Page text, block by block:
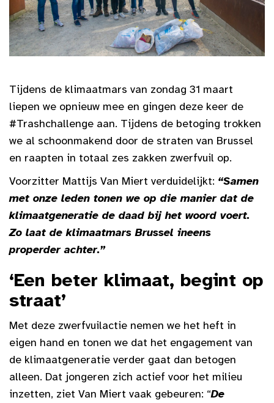
Tijdens de klimaatmars van zondag 31 maart
liepen we opnieuw mee en gingen deze keer de
#Trashchallenge aan. Tijdens de betoging trokken
we al schoonmakend door de straten van Brussel
en raapten in totaal zes zakken zwerfvuil op.
Voorzitter Mattijs Van Miert verduidelijkt: “Samen
met onze leden tonen we op die manier dat de
klimaatgeneratie de daad bij het woord voert.
Zo laat de klimaatmars Brussel ineens
properder achter.”
‘Een beter klimaat, begint op
straat’
Met deze zwerfvuilactie nemen we het heft in
eigen hand en tonen we dat het engagement van
de klimaatgeneratie verder gaat dan betogen
alleen. Dat jongeren zich actief voor het milieu
inzetten, ziet Van Miert vaak gebeuren: “De